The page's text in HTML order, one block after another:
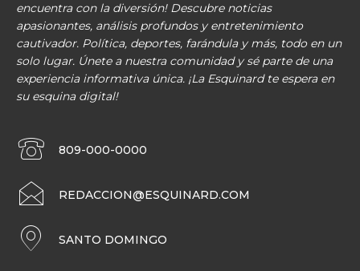
encuentra con la diversión! Descubre noticias
apasionantes, análisis profundos y entretenimiento
cautivador. Política, deportes, farándula y más, todo en un
solo lugar. Únete a nuestra comunidad y sé parte de una
experiencia informativa única. ¡La Esquinard te espera en
su esquina digital!
809-000-0000
REDACCION@ESQUINARD.COM
SANTO DOMINGO